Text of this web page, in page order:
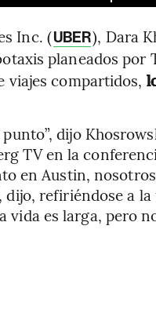
Inc. (UBER), Dara
planeados por
viajes compartidos,
dijo
TV en la
en Austin,
refiriéndose a
vida es larga, pero